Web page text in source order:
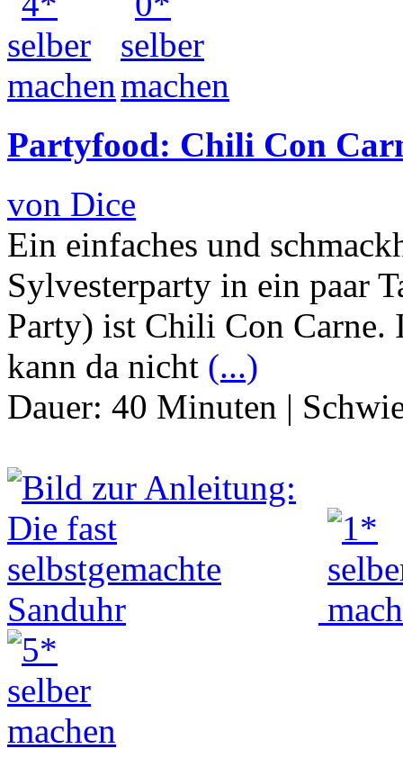
Partyfood: Chili Con
von Dice
Ein einfaches und
Sylvesterparty in ein paar
Party) ist Chili Con Carne.
kann da nicht (...)
Dauer: 40 Minuten |